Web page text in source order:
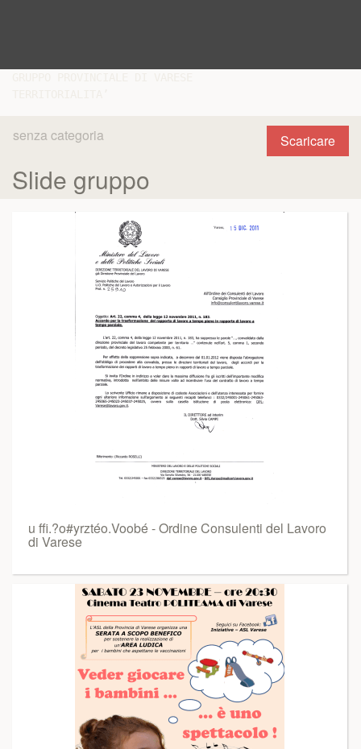
Scaricare
senza categoria
Slide gruppo
u ffi.?o#yrztéo.Voobé - Ordine Consulenti del Lavoro
di Varese